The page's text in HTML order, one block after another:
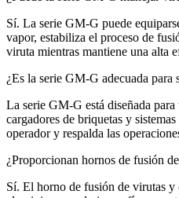
Sí. La serie GM‑G puede
vapor, estabiliza el proceso de
viruta mientras mantiene una alta
¿Es la serie GM‑G adecuada
La serie GM‑G está diseñada
cargadores de briquetas y
operador y respalda las
¿Proporcionan hornos de fusión
Sí. El horno de fusión de virutas y